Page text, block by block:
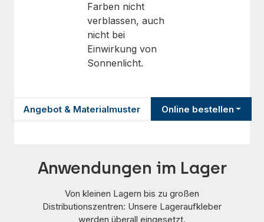
Farben nicht
verblassen, auch
nicht bei
Einwirkung von
Sonnenlicht.
Angebot & Materialmuster Online bestellen
Anwendungen im Lager
Von kleinen Lagern bis zu großen
Distributionszentren: Unsere Lageraufkleber
werden überall eingesetzt.